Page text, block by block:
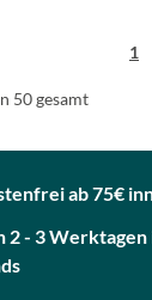
50 gesamt
1
ab 75€
2 - 3